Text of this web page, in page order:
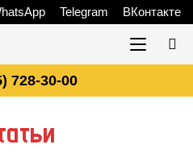
Telegram ВКонтакте
728-30-00